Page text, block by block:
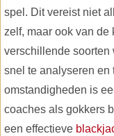
spel. Dit vereist niet
zelf, maar ook van
verschillende soorten
snel te analyseren en
omstandigheden is
coaches als gokkers
een effectieve